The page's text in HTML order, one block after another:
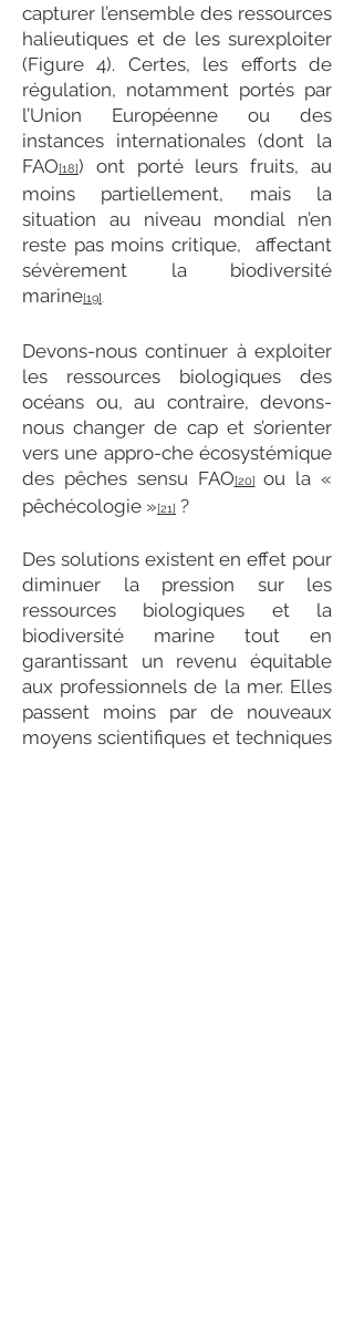
capturer l’ensemble des ressources
halieutiques et de les surexploiter
(Figure 4). Certes, les efforts de
régulation, notamment portés par
l’Union Européenne ou des
instances internationales (dont la
FAO[18]) ont porté leurs fruits, au
moins partiellement, mais la
situation au niveau mondial n’en
reste pas moins critique, affectant
sévèrement la biodiversité
marine[19].
Devons-nous continuer à exploiter
les ressources biologiques des
océans ou, au contraire, devons-
nous changer de cap et s’orienter
vers une appro-che écosystémique
des pêches sensu FAO[20]
ou la «
pêchécologie »[21] ?
Des solutions existent en effet pour
diminuer la pression sur les
ressources biologiques et la
biodiversité marine tout en
garantissant un revenu équitable
aux professionnels de la mer. Elles
passent moins par de nouveaux
moyens scientifiques et techniques